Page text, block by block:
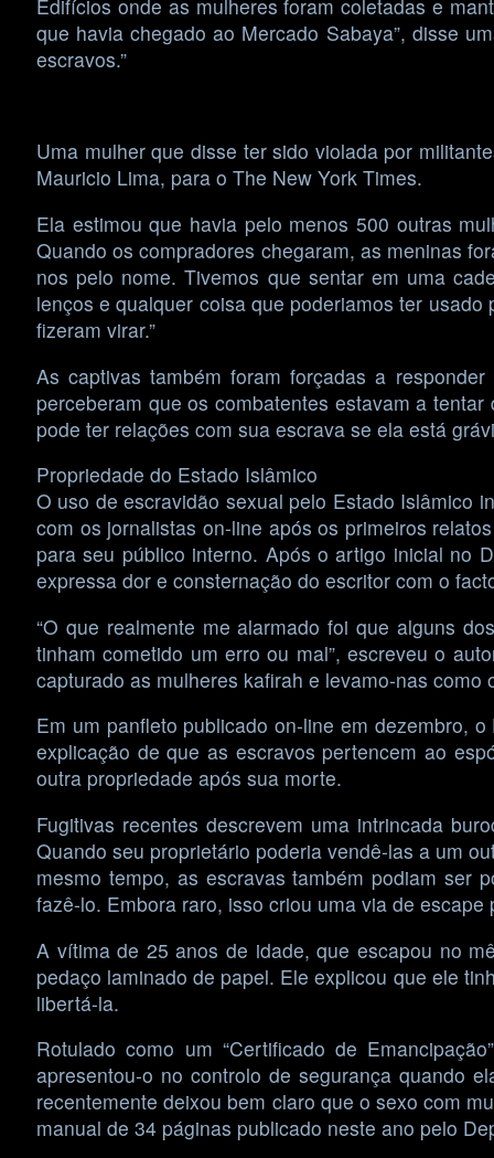
Edifícios onde as mulheres foram coletadas e
que havia chegado ao Mercado Sabaya”, disse
escravos.”
Uma mulher que disse ter sido violada por
Mauricio Lima, para o The New York Times.
Ela estimou que havia pelo menos 500 outras
Quando os compradores chegaram, as meninas
nos pelo nome. Tivemos que sentar em uma
lenços e qualquer coisa que poderiamos ter
fizeram virar.”
As captivas também foram forçadas a
perceberam que os combatentes estavam a
pode ter relações com sua escrava se ela está
Propriedade do Estado Islâmico
O uso de escravidão sexual pelo Estado Islâmico
com os jornalistas on-line após os primeiros
para seu público interno. Após o artigo inicial no
expressa dor e consternação do escritor com o
“O que realmente me alarmado foi que alguns
tinham cometido um erro ou mal”, escreveu o
capturado as mulheres kafirah e levamo-nas
Em um panfleto publicado on-line em dezembro,
explicação de que as escravos pertencem ao
outra propriedade após sua morte.
Fugitivas recentes descrevem uma intrincada
Quando seu proprietário poderia vendê-las a um
mesmo tempo, as escravas também podiam ser
fazê-lo. Embora raro, isso criou uma via de escape
A vítima de 25 anos de idade, que escapou no
pedaço laminado de papel. Ele explicou que ele
libertá-la.
Rotulado como um “Certificado de
apresentou-o no controlo de segurança quando
recentemente deixou bem claro que o sexo com
manual de 34 páginas publicado neste ano pelo